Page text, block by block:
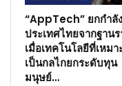
“AppTech” ยกกำลัง
ประเทศไทยจากฐาน
เมื่อเทคโนโลยีที่เหมา
เป็นกลไกยกระดับทุน
มนุษย์…